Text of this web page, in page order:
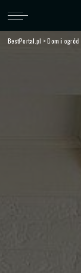
BestPortal.pl >Dom i ogród